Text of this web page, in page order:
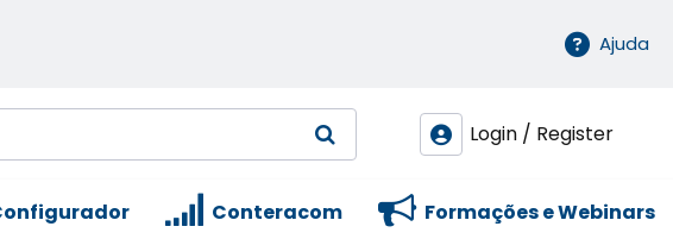
Ajuda
Login / Register
Formações e Webinars
Conteracom